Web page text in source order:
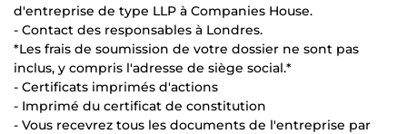
d'entreprise de type LLP à Companies House.
- Contact des responsables à Londres.
*Les frais de soumission de votre dossier ne sont pas
inclus, y compris l'adresse de siège social.*
- Certificats imprimés d'actions
- Imprimé du certificat de constitution
- Vous recevrez tous les documents de l'entreprise par